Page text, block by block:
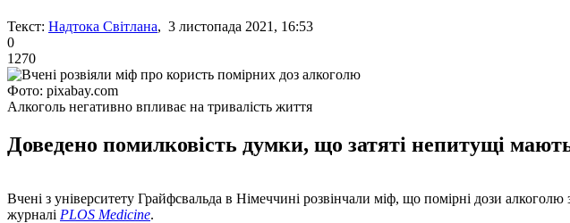
Текст: Надтока Світлана, 3 листопада 2021, 16:53
0
1270
Фото: pixabay.com
Алкоголь негативно впливає на тривалість життя
Доведено помилковість думки, що затяті непитущі
Вчені з університету Грайфсвальда в Німеччині розвінчали міф, що помірні дози
журналі PLOS Medicine.